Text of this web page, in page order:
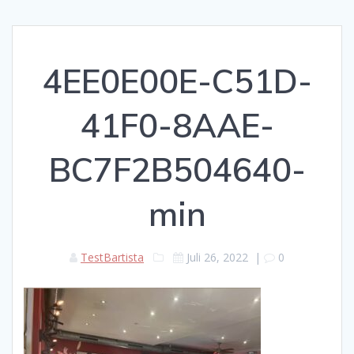
4EE0E00E-C51D-
41F0-8AAE-
BC7F2B504640-
min
TestBartista Juli 26, 2022 | 0